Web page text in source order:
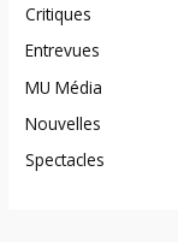
Critiques
Entrevues
MU Média
Nouvelles
Spectacles